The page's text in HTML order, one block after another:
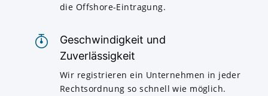
die Offshore-Eintragung.
Geschwindigkeit und
Zuverlässigkeit
Wir registrieren ein Unternehmen in jeder
Rechtsordnung so schnell wie möglich.